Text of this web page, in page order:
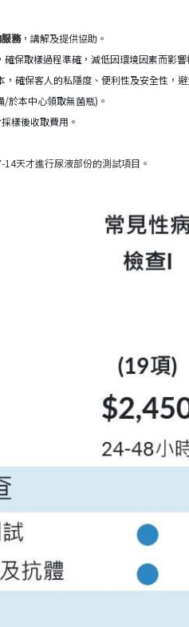
務，講解及提供協助。
，確保取樣過程準確，減低因環境因素而影響
確保客人的私隱度、便利性及安全性，避
於本中心領取無菌瓶)。
樣後收取費用。
天才進行尿液部份的測試項目。